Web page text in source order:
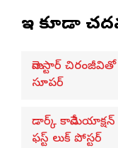
ఇవి కూడా
మెగాస్టార్
సూపర్
డార్క్ కామెడీ
ఫస్ట్ లుక్ పోస్టర్